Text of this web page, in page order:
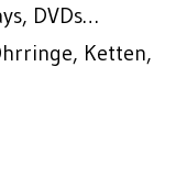
DVDs…
Ketten,